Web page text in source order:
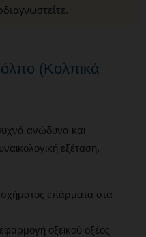
(Κολπικά
ανώδυνα και
εξέταση.
επάρματα στα
οξεϊκού οξέος